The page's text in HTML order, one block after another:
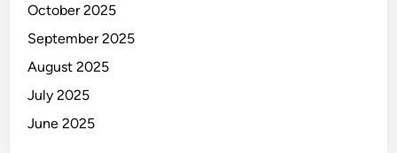
October 2025
September 2025
August 2025
July 2025
June 2025